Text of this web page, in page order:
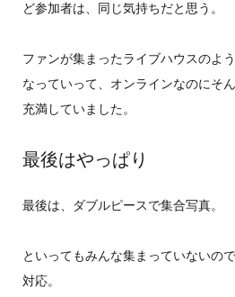
ど参加者は、同じ気持ちだと思う。
ファンが集まったライブハウスのよ
なっていって、オンラインなのにそ
充満していました。
最後はやっぱり
最後は、ダブルピースで集合写真。
といってもみんな集まっていないの
対応。